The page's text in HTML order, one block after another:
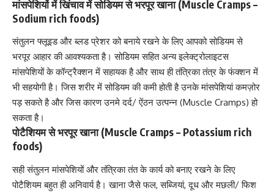
मांसपेशियों में खिंचाव में सोडियम से भरपूर खाना (Muscle Cramps –
Sodium rich foods)
संतुलन फ्लूइड और ब्लड प्रेशर को बनाये रखने के लिए आपको सोडियम से
भरपूर आहार की आवश्यकता है।सोडियमसहित अन्य इलेक्ट्रोलाइटस
मांसपेशियों के कॉन्ट्रैक्शन में सहायक है और साथ ही तंत्रिका तंत्र के फंक्शन में
भी सहयोगी है। जिसशरीर में सोडियमकी कमी होती है उनके मांसपेशियां कमज़ोर
पड़ सकते है और जिस कारण उनमे दर्द/ ऐंठन उत्पन्न (Muscle Cramps) हो
सकता है।
पोटैशियम से भरपूर खाना (Muscle Cramps – Potassium rich
foods)
सही संतुलन मांसपेशियों और तंत्रिका तंत के कार्य को बनाए रखने के लिए
पोटैशियम बहुत ही अनिवार्य है। खाना जैसे फल, सब्जियां, दूध और मछली/ फिश